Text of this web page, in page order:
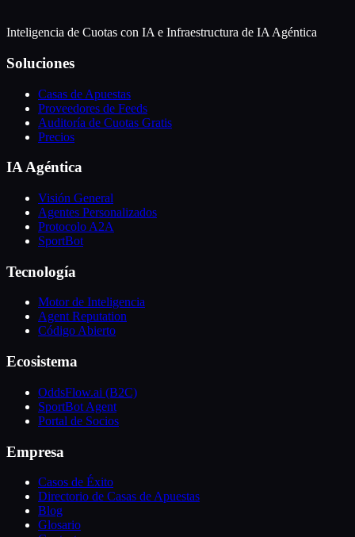
Inteligencia de Cuotas con IA e Infraestructura de IA Agéntica
Soluciones
Casas de Apuestas
Proveedores de Feeds
Auditoría de Cuotas Gratis
Precios
IA Agéntica
Visión General
Agentes Personalizados
Protocolo A2A
SportBot
Tecnología
Motor de Inteligencia
Agent Reputation
Código Abierto
Ecosistema
OddsFlow.ai (B2C)
SportBot Agent
Portal de Socios
Empresa
Casos de Éxito
Directorio de Casas de Apuestas
Blog
Glosario